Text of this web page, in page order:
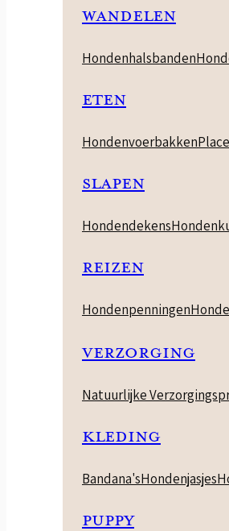
WANDELEN
Hondenhalsbanden
ETEN
Hondenvoerbakken
SLAPEN
Hondendekens
REIZEN
Hondenpenningen
VERZORGING
Natuurlijke
KLEDING
Bandana'sHondenjasjes
PUPPY